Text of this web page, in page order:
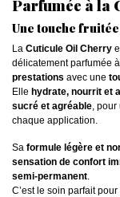
Parfumée à la
Une touche
La Cuticule Oil Cherry
délicatement parfumée
prestations avec une
Elle hydrate, nourrit et
sucré et agréable, pour
chaque application.
Sa formule légère et
sensation de confort
semi-permanent.
C’est le soin parfait pour